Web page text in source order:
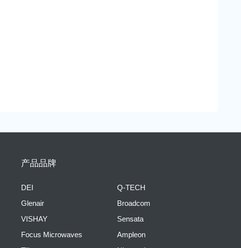
产品品牌
DEI
Glenair
VISHAY
Focus Microwaves
Q-TECH
Broadcom
Sensata
Ampleon